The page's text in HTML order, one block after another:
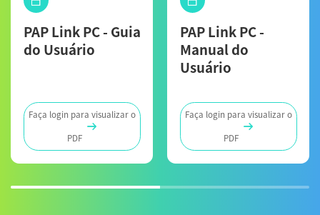
PAP Link PC - Guia
do Usuário
Faça login para visualizar o
PDF
PAP Link PC -
Manual do
Usuário
Faça login para visualizar o
PDF